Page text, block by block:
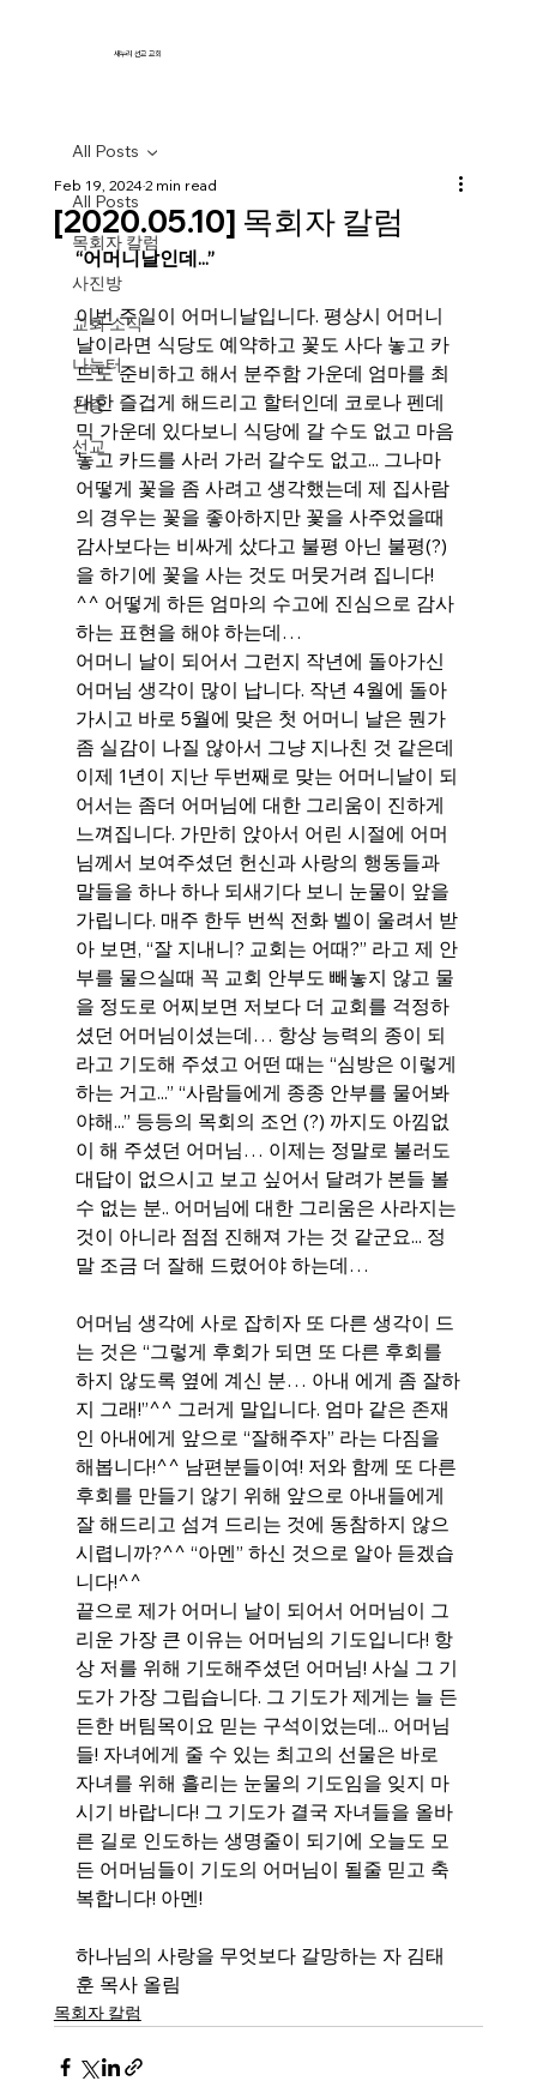
새누리 선교 교회
All Posts
목회자 칼럼
사진방
교회 소식
나눔터
간증
선교
All Posts
[2020.05.10] 목회자 칼럼
Feb 19, 20242 min read
“어머니날인데...”
이번 주일이 어머니날입니다. 평상시 어머니
날이라면 식당도 예약하고 꽃도 사다 놓고 카
드도 준비하고 해서 분주함 가운데 엄마를 최
대한 즐겁게 해드리고 할터인데 코로나 펜데
믹 가운데 있다보니 식당에 갈 수도 없고 마음
놓고 카드를 사러 가러 갈수도 없고... 그나마
어떻게 꽃을 좀 사려고 생각했는데 제 집사람
의 경우는 꽃을 좋아하지만 꽃을 사주었을때
감사보다는 비싸게 샀다고 불평 아닌 불평(?)
을 하기에 꽃을 사는 것도 머뭇거려 집니다!
^^ 어떻게 하든 엄마의 수고에 진심으로 감사
하는 표현을 해야 하는데…
어머니 날이 되어서 그런지 작년에 돌아가신
어머님 생각이 많이 납니다. 작년 4월에 돌아
가시고 바로 5월에 맞은 첫 어머니 날은 뭔가
좀 실감이 나질 않아서 그냥 지나친 것 같은데
이제 1년이 지난 두번째로 맞는 어머니날이 되
어서는 좀더 어머님에 대한 그리움이 진하게
느껴집니다. 가만히 앉아서 어린 시절에 어머
님께서 보여주셨던 헌신과 사랑의 행동들과
말들을 하나 하나 되새기다 보니 눈물이 앞을
가립니다. 매주 한두 번씩 전화 벨이 울려서 받
아 보면, “잘 지내니? 교회는 어때?” 라고 제 안
부를 물으실때 꼭 교회 안부도 빼놓지 않고 물
을 정도로 어찌보면 저보다 더 교회를 걱정하
셨던 어머님이셨는데… 항상 능력의 종이 되
라고 기도해 주셨고 어떤 때는 “심방은 이렇게
하는 거고...” “사람들에게 종종 안부를 물어봐
야해...” 등등의 목회의 조언 (?) 까지도 아낌없
이 해 주셨던 어머님… 이제는 정말로 불러도
대답이 없으시고 보고 싶어서 달려가 본들 볼
수 없는 분.. 어머님에 대한 그리움은 사라지는
것이 아니라 점점 진해져 가는 것 같군요... 정
말 조금 더 잘해 드렸어야 하는데…
어머님 생각에 사로 잡히자 또 다른 생각이 드
는 것은 “그렇게 후회가 되면 또 다른 후회를
하지 않도록 옆에 계신 분… 아내 에게 좀 잘하
지 그래!”^^ 그러게 말입니다. 엄마 같은 존재
인 아내에게 앞으로 “잘해주자” 라는 다짐을
해봅니다!^^ 남편분들이여! 저와 함께 또 다른
후회를 만들기 않기 위해 앞으로 아내들에게
잘 해드리고 섬겨 드리는 것에 동참하지 않으
시렵니까?^^ “아멘” 하신 것으로 알아 듣겠습
니다!^^
끝으로 제가 어머니 날이 되어서 어머님이 그
리운 가장 큰 이유는 어머님의 기도입니다! 항
상 저를 위해 기도해주셨던 어머님! 사실 그 기
도가 가장 그립습니다. 그 기도가 제게는 늘 든
든한 버팀목이요 믿는 구석이었는데... 어머님
들! 자녀에게 줄 수 있는 최고의 선물은 바로
자녀를 위해 흘리는 눈물의 기도임을 잊지 마
시기 바랍니다! 그 기도가 결국 자녀들을 올바
른 길로 인도하는 생명줄이 되기에 오늘도 모
든 어머님들이 기도의 어머님이 될줄 믿고 축
복합니다! 아멘!
하나님의 사랑을 무엇보다 갈망하는 자 김태
훈 목사 올림
목회자 칼럼